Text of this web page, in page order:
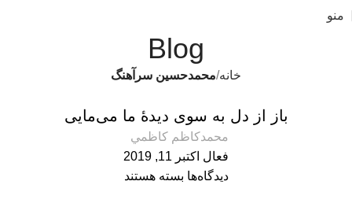
منو
Blog
خانه محمدحسین سرآهنگ
باز از دل به سوی دیدۀ ما می‌مایی
محمدكاظم كاظمي
فعال اکتبر 11, 2019
دیدگاه‌ها بسته هستند